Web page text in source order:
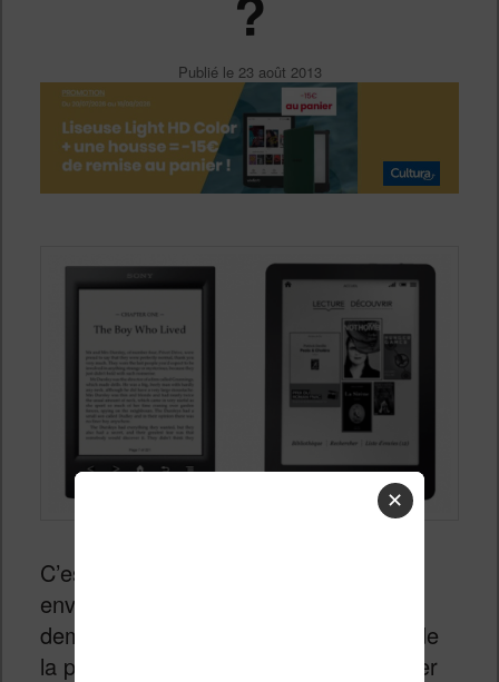
Publié le 23 août 2013
C’est un fidèle lecteur du site qui m’a
envoyé un gentil message pour me
demander mon avis sur une question de
la plus haute importance : doit-il acheter
✕